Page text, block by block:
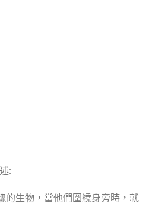
:
的生物，當他們圍繞身旁時，就